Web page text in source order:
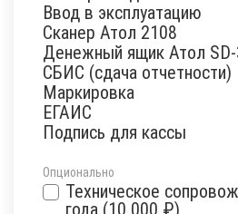
Ввод в эксплуатацию
Сканер Атол 2108
Денежный ящик Атол
СБИС (сдача отчетности)
Маркировка
ЕГАИС
Подпись для кассы
Опционально
Техническое
года (10 000 ₽)